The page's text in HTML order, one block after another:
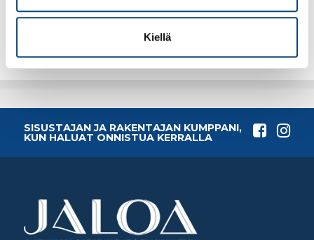
Kiellä
SISUSTAJAN JA RAKENTAJAN KUMPPANI,
KUN HALUAT ONNISTUA KERRALLA